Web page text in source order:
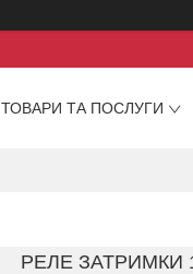
ТОВАРИ ТА ПОСЛУГИ
РЕЛЕ ЗАТРИМКИ